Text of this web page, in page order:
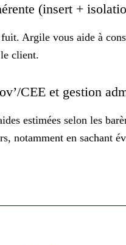
(insert +
Argile vous aide à
client.
CEE et gestion
estimées selon les
notamment en sachant